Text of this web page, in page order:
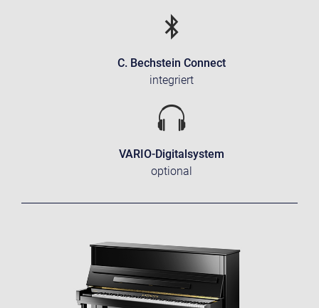
C. Bechstein Connect
integriert
VARIO-Digitalsystem
optional